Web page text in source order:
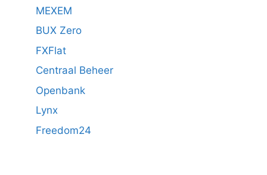
MEXEM
BUX Zero
FXFlat
Centraal Beheer
Openbank
Lynx
Freedom24